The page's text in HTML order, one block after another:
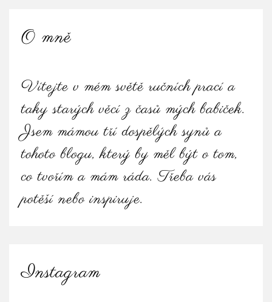
O mně
Vítejte v mém světě ručních prací a
taky starých věcí z časů mých babiček.
Jsem mámou tří dospělých synů a
tohoto blogu, který by měl být o tom,
co tvořím a mám ráda. Třeba vás
potěší nebo inspiruje.
Instagram